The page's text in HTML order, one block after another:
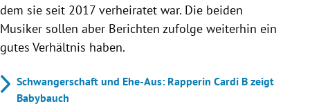
dem sie seit 2017 verheiratet war. Die beiden
Musiker sollen aber Berichten zufolge weiterhin ein
gutes Verhältnis haben.
Schwangerschaft und Ehe-Aus: Rapperin Cardi B zeigt
Babybauch